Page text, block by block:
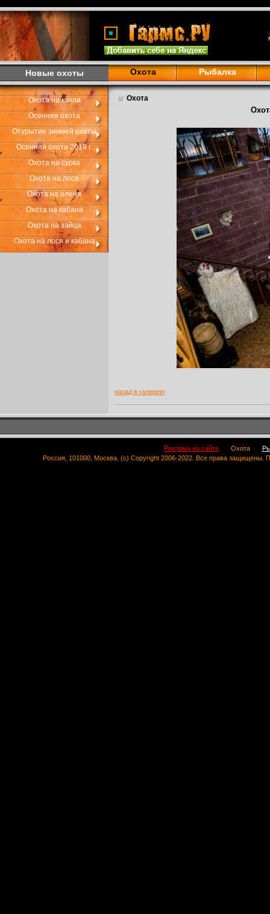
Новые охоты Охота Рыбалка
Охота на козла
Осенняя охота
Отурытие зимней охоты
Осенняя охота 2019 г.
Охота на сурка
Охота на лося
Охота на оленя
Охота на кабана
Охота на зайца
Охота на лося и кабана
Охота
назад в галерею
Реклама на сайте Охота
Россия, 101000, Москва. (c) Copyright 2006-2022. Все права защищены.